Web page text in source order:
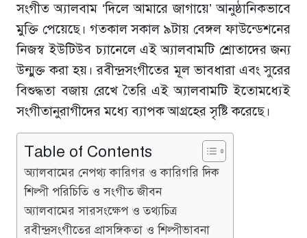
সংগীত অ্যালবাম ‘দিলে আমারে জাগায়ে’ আনুষ্ঠানিকভাবে
মুক্তি পেয়েছে। গতকাল সকাল ৯টায় বেঙ্গল ফাউন্ডেশনের
নিজস্ব ইউটিউব চ্যানেলে এই অ্যালবামটি শ্রোতাদের জন্য
উন্মুক্ত করা হয়। রবীন্দ্রসংগীতের মূল ভাবধারা এবং সুরের
বিশুদ্ধতা বজায় রেখে তৈরি এই অ্যালবামটি ইতোমধ্যেই
সংগীতানুরাগীদের মধ্যে ব্যাপক আগ্রহের সৃষ্টি করেছে।
Table of Contents
অ্যালবামের নেপথ্য কারিগর ও কারিগরি দিক
শিল্পী পরিচিতি ও সংগীত জীবন
অ্যালবামের সারসংক্ষেপ ও তথ্যচিত্র
রবীন্দ্রসংগীতের প্রাসঙ্গিকতা ও শিল্পীভাবনা